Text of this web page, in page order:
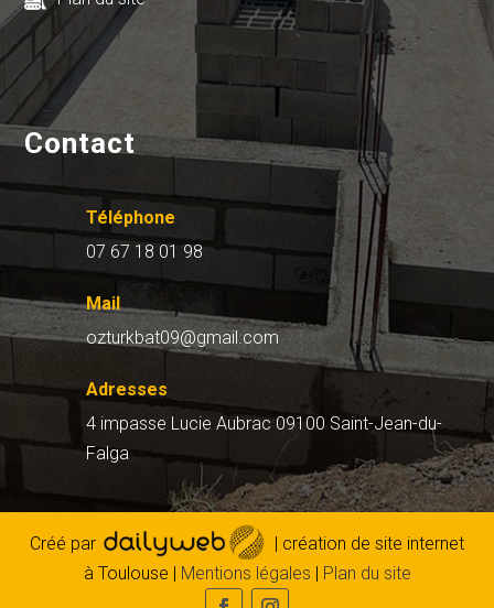
Recherches fréquentes
Contact
Téléphone
07 67 18 01 98
Mail
ozturkbat09@gmail.com
Adresses
4 impasse Lucie Aubrac 09100 Saint-Jean-du-
Falga
Créé par
| création de site internet
à Toulouse | Mentions légales | Plan du site